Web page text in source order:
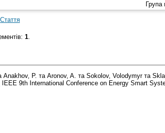
Група
Стаття
1.
Anakhov, P. та Aronov, A. та Sokolov, Volodymyrта
IEEE 9th International Conference on Energy Smart